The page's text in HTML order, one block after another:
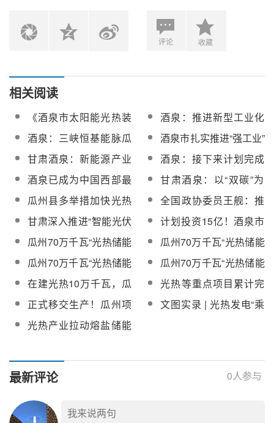
评论 收藏
相关阅读
《酒泉市太阳能光热装
备制造产业发展规划
（2023-2035年）》通
过专家评审
酒泉：推进新型工业化
进程，助力新能源及装
备制造产业集群发展
酒泉：三峡恒基能脉瓜
州70万千瓦“光热储能+”
等项目建设大提速，赋
能经济社会高质量发展
酒泉市扎实推进“强工业”
行动，优化工业结构
甘肃酒泉：新能源产业
发展拉满期待值
酒泉：接下来计划完成
50亿元的光热项目建设
酒泉已成为中国西部最
完善的新能源装备制造
业大基地
甘肃酒泉：以“双碳”为
墨，书写绿电富集的酒
泉答案
瓜州县多举措加快光热
等新能源产业集群化发
展
全国政协委员王舰：推
动光热等多种储能技术
示范，进一步明确新型
储能资产属性
甘肃深入推进“智能光伏
光热热泵一体化供能系
统技术研发与工程示范”
国际科技合作项目
计划投资15亿！酒泉市
瓜州县光热设备生产制
造基地项目招商引资
瓜州70万千瓦“光热储能
+”项目主厂房主体结构
封顶
瓜州70万千瓦“光热储能
+”项目光热项目进入全
面安装阶段【附现场
图】
瓜州70万千瓦“光热储能
+”项目东西吸热塔下塔
熔盐管道支吊架材料采
购
瓜州70万千瓦“光热储能
+”项目汽包及蒸汽发生
器吊装就位
在建光热10万千瓦，瓜
州县着力打造光热等装
备制造产业链
光热等重点项目累计完
成投资10.9亿元！金塔
县一季度固定资产投资
正式移交生产！瓜州项
目330kV升压站及送出
线路工程顺利通过验收
文图实录 | 光热发电“乘
光热产业拉动熔盐储能
最新评论 0人参与